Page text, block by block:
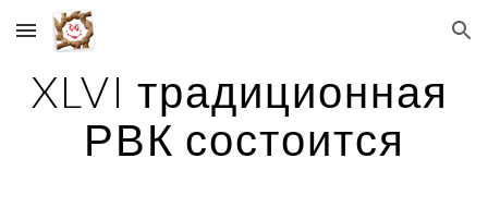
Skip to main content Skip to navigation
XLVI традиционная
РВК состоится